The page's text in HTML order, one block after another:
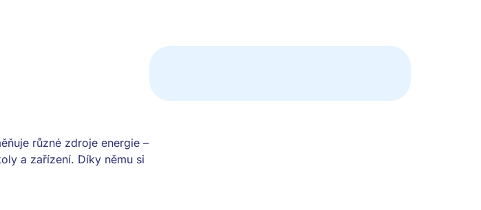
různé zdroje energie –
a zařízení. Díky němu si